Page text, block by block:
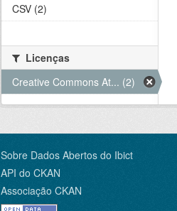
CSV (2)
Licenças
Creative Commons At... (2)
Sobre Dados Abertos do Ibict
API do CKAN
Associação CKAN